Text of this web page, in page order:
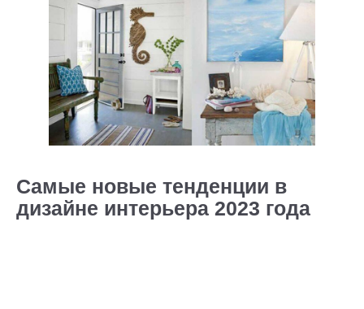
Самые новые тенденции в
дизайне интерьера 2023 года